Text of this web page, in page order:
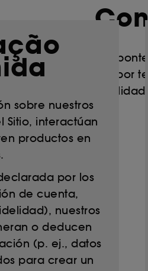
sobre nuestros
Sitio, interactúan
productos en
por los
de cuenta,
nuestros
o deducen
(p. ej., datos
para crear un
esta directriz,
28014 Madrid, o por
de control de